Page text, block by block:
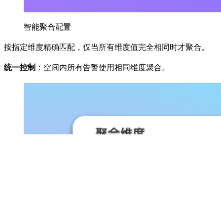
智能聚合配置
按指定维度精确匹配，仅当所有维度值完全相同时才聚合。
统一控制 ：空间内所有告警使用相同维度聚合。